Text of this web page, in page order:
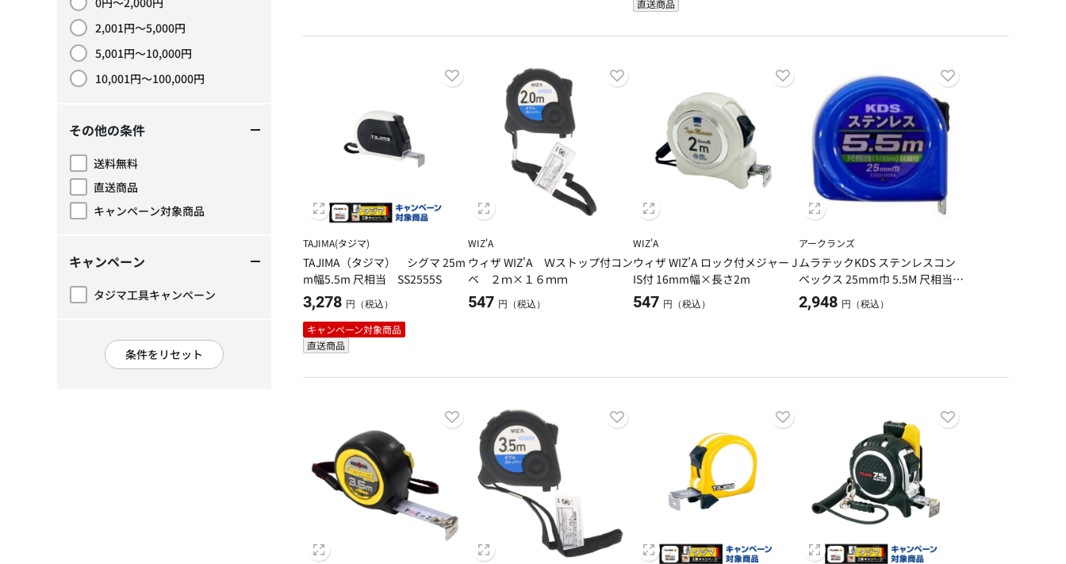
価格で絞り込み: 0円～2,000円
2,001円～5,000円
価格で絞り込み: 2,001円～5,000円
5,001円～10,000円
価格で絞り込み: 5,001円～10,000円
10,001円～100,000円
価格で絞り込み: 10,001円～100,000円
その他の条件
送料無料
その他の条件で絞り込み: 送料無料
直送商品
その他の条件で絞り込み: 直送商品
キャンペーン対象商品
その他の条件で絞り込み: キャンペーン対象商品
キャンペーン
タジマ工具キャンペーン
キャンペーンで絞り込み: タジマ工具キャンペーン
条件をリセット
直送商品
TAJIMA(タジマ)
TAJIMA（タジマ） シグマ 25m
m幅5.5m 尺相当 SS2555S
3,278 円（税込）
キャンペーン対象商品
直送商品
WIZ'A
ウィザ WIZ'A Ｗストップ付コン
ベ ２ｍ×１６ｍｍ
547 円（税込）
WIZ'A
ウィザ WIZ’A ロック付メジャー J
IS付 16mm幅×長さ2m
547 円（税込）
アークランズ
ムラテックKDS ステンレスコン
ベックス 25mm巾 5.5M 尺相当目
盛付 SS25-55SSA
2,948 円（税込）